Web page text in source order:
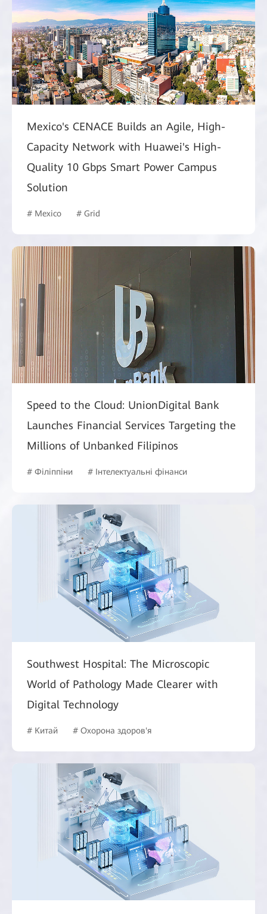
Mexico's CENACE Builds an Agile, High-
Capacity Network with Huawei's High-
Quality 10 Gbps Smart Power Campus
Solution
# Mexico # Grid
Speed to the Cloud: UnionDigital Bank
Launches Financial Services Targeting the
Millions of Unbanked Filipinos
# Філіппіни # Інтелектуальні фінанси
Southwest Hospital: The Microscopic
World of Pathology Made Clearer with
Digital Technology
# Китай # Охорона здоров'я